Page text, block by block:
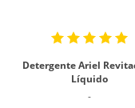
Detergente Ariel
Líquido
-